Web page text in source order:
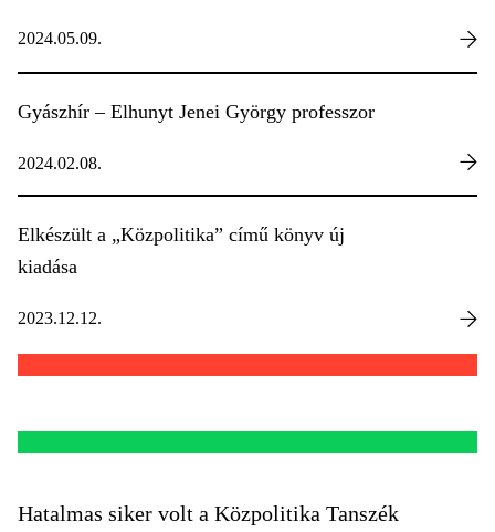
2024.05.09.
Gyászhír – Elhunyt Jenei György professzor
2024.02.08.
Elkészült a „Közpolitika” című könyv új
kiadása
2023.12.12.
Hatalmas siker volt a Közpolitika Tanszék